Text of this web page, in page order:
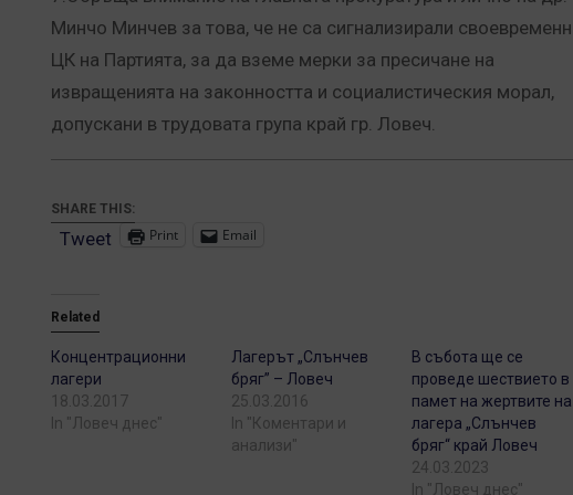
Минчо Минчев за това, че не са сигнализирали
ЦК на Партията, за да вземе мерки за пресичане на
извращенията на законността и социалистическия морал,
допускани в трудовата група край гр. Ловеч.
SHARE THIS:
Tweet Print Email
Related
Концентрационни
лагери
18.03.2017
In "Ловеч днес"
Лагерът „Слънчев
бряг” – Ловеч
25.03.2016
In "Коментари и
анализи"
В събота ще се
проведе шествието в
памет на жертвите на
лагера „Слънчев
бряг“ край Ловеч
24.03.2023
In "Ловеч днес"